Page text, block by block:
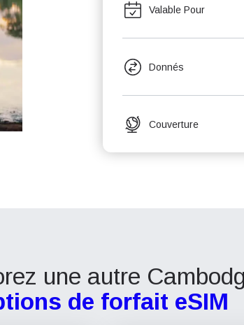
Valable Pour
Donnés
Couverture
une autre
de forfait eSIM